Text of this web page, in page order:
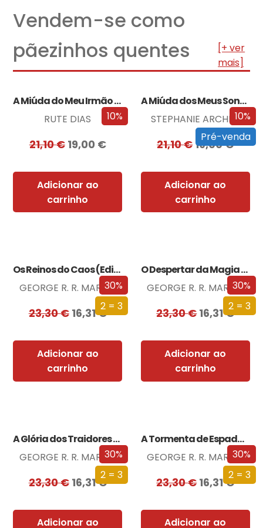
Vendem-se como
pãezinhos quentes
[+ ver
mais]
10%
A Miúda do Meu Irmão – Edição…
RUTE DIAS
21,10€ 19,00 €
Adicionar ao
carrinho
10%
Pré-venda
A Miúda dos Meus Sonhos – Edição…
STEPHANIE ARCHER
21,10€19,00€
Adicionar ao
carrinho
30%
2 = 3
Os Reinos do Caos (Edição especial limitada)
GEORGE R. R. MARTIN
23,30€ 16,31€
Adicionar ao
carrinho
30%
2 = 3
O Despertar da Magia (Edição especial limitada)
GEORGE R. R. MARTIN
23,30€16,31€
Adicionar ao
carrinho
30%
2 = 3
A Glória dos Traidores (Edição especial limitada)
GEORGE R. R. MARTIN
23,30€ 16,31€
Adicionar ao
30%
2 = 3
A Tormenta de Espadas (Edição especial limitada)
GEORGE R. R. MARTIN
23,30€16,31€
Adicionar ao